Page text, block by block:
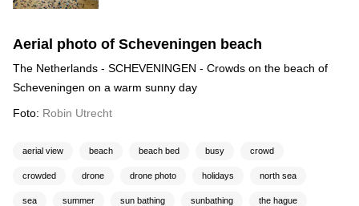
Aerial photo of Scheveningen beach
The Netherlands - SCHEVENINGEN - Crowds on the beach of
Scheveningen on a warm sunny day
Foto: Robin Utrecht
aerial view beach beach bed busy crowd
crowded drone drone photo holidays north sea
sea summer sun bathing sunbathing the hague